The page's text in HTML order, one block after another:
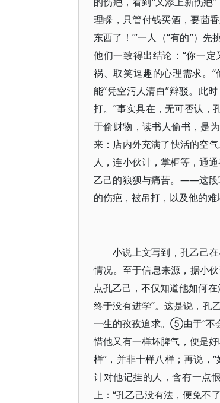
理睬，只管付钱买酒，要茴
东西了！’”一人（“有的”）
他们一致得出结论：“你一
祸、取笑逗趣的心理需求。
能“凭空污人清白”辩驳。此
打。”事实具在，无可否认，
于偷财物，读书人偷书，是
来：店内外充满了快活的空
人，连小伙计，掌柜等，通
乙己的狼狈与痛苦。——这段
的伤疤，被吊打，以及他的难
小说上文写到，孔乙己
情况。至于信息来源，据小
点孔乙己，不仅知道他如何
终于没有进学”。这是说，孔
一生的孜孜追求。⑤由于“不
惜他又有一样坏脾气，便是好
样”，并非十样八样；再说，
计对他记挂的人，含有一点
上：“孔乙己没有法，便免不